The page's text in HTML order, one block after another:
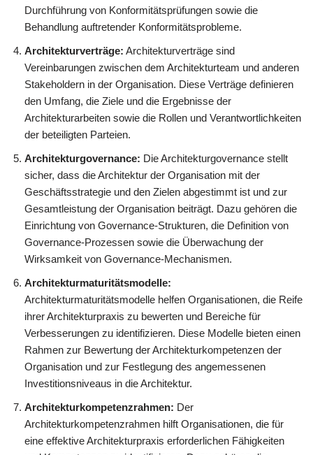
Durchführung von Konformitätsprüfungen sowie die
Behandlung auftretender Konformitätsprobleme.
Architekturverträge: Architekturverträge sind
Vereinbarungen zwischen dem Architekturteam und anderen
Stakeholdern in der Organisation. Diese Verträge definieren
den Umfang, die Ziele und die Ergebnisse der
Architekturarbeiten sowie die Rollen und Verantwortlichkeiten
der beteiligten Parteien.
Architekturgovernance: Die Architekturgovernance stellt
sicher, dass die Architektur der Organisation mit der
Geschäftsstrategie und den Zielen abgestimmt ist und zur
Gesamtleistung der Organisation beiträgt. Dazu gehören die
Einrichtung von Governance-Strukturen, die Definition von
Governance-Prozessen sowie die Überwachung der
Wirksamkeit von Governance-Mechanismen.
Architekturmaturitätsmodelle:
Architekturmaturitätsmodelle helfen Organisationen, die Reife
ihrer Architekturpraxis zu bewerten und Bereiche für
Verbesserungen zu identifizieren. Diese Modelle bieten einen
Rahmen zur Bewertung der Architekturkompetenzen der
Organisation und zur Festlegung des angemessenen
Investitionsniveaus in die Architektur.
Architekturkompetenzrahmen: Der
Architekturkompetenzrahmen hilft Organisationen, die für
eine effektive Architekturpraxis erforderlichen Fähigkeiten